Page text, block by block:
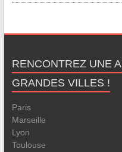
RENCONTREZ UNE
GRANDES VILLES !
Paris
Marseille
Lyon
Toulouse